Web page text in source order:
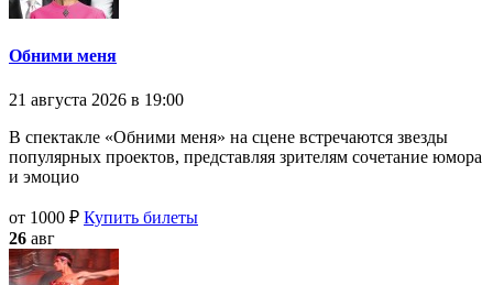
Обними меня
21 августа 2026 в 19:00
В спектакле «Обними меня» на сцене встречаются звезды
популярных проектов, представляя зрителям сочетание юмора
и эмоцио
от 1000 ₽ Купить билеты
26 авг